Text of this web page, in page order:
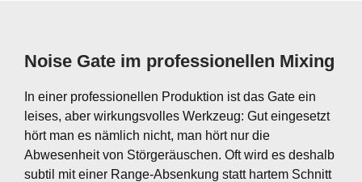
Noise Gate im professionellen Mixing
In einer professionellen Produktion ist das Gate ein
leises, aber wirkungsvolles Werkzeug: Gut eingesetzt
hört man es nämlich nicht, man hört nur die
Abwesenheit von Störgeräuschen. Oft wird es deshalb
subtil mit einer Range-Absenkung statt hartem Schnitt